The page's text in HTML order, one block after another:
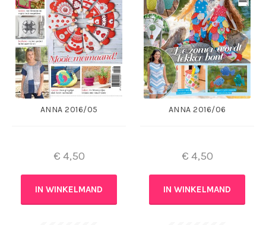
ANNA 2016/05
€ 4,50
IN WINKELMAND
ANNA 2016/06
€ 4,50
IN WINKELMAND